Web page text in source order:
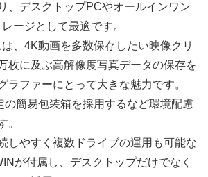
、デスクトップPCやオールインワン
ージとして最適です。
、4K動画を多数保存したい映像クリ
枚に及ぶ高解像度写真データの保存を
ラファーにとって大きな魅力です。
の簡易包装箱を採用するなど環境配慮
。
しやすく複数ドライブの運用も可能な
が付属し、デスクトップだけでなく